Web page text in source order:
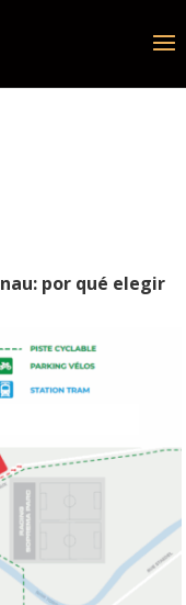
por qué elegir